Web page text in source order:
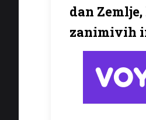
dan
zanimivih